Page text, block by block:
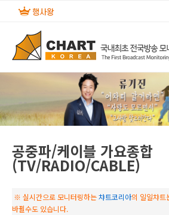
공중파/케이블 가요종합
(TV/RADIO/CABLE)
※ 실시간으로 모니터링하는챠트코리아의 일일챠트
바뀔수도 있습니다.